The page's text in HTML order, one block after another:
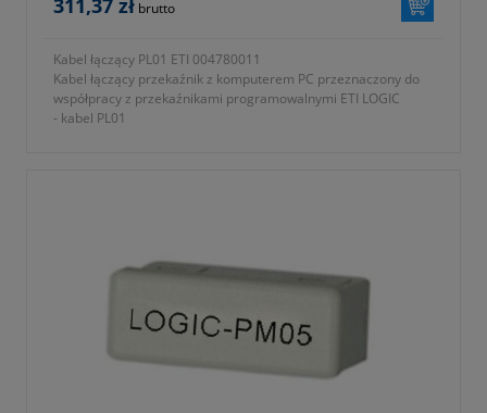
311,37 zł brutto
Kabel łączący PL01 ETI 004780011
Kabel łączący przekaźnik z komputerem PC przeznaczony do
współpracy z przekaźnikami programowalnymi ETI LOGIC
- kabel PL01